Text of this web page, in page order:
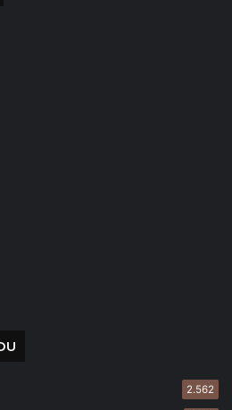
2.562